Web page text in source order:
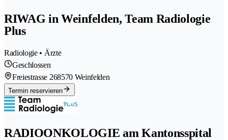
RIWAG in Weinfelden, Team Radiologie
Plus
Radiologie • Ärzte
Geschlossen
Freiestrasse 268570 Weinfelden
Termin reservieren
RADIOONKOLOGIE am Kantonsspital